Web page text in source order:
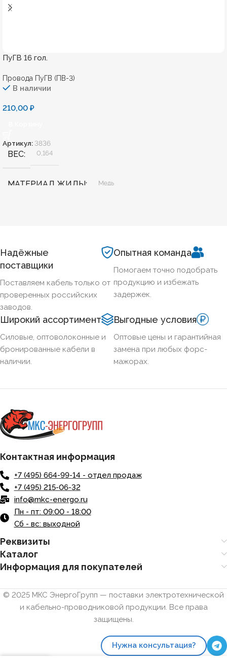
ПуГВ 16 гол.
Провода ПуГВ (ПВ-3)
В наличии
210,00 ₽
Артикул: 3836
ВЕС 0,164
МАТЕРИАЛ ЖИЛЫ Медь
ОГНЕСТОЙКИЙ
НАЛИЧИЕ ЭКРАНА
БРОНИРОВАННЫЙ
Надёжные
поставщики
Поставляем кабель только от
проверенных российских
заводов.
Опытная команда
Помогаем точно подобрать
продукцию и избежать
задержек.
Широкий ассортимент
Силовые, оптоволоконные и
бронированные кабели в
наличии.
Выгодные условия
Оптовые цены и гарантийная
замена при любых форс-
мажорах.
Контактная информация
+7 (495) 664-99-14 - отдел продаж
+7 (495) 215-06-32
info@mkc-energo.ru
Пн - пт: 09:00 - 18:00
Сб - вс: выходной
Реквизиты
Каталог
Информация для покупателей
© 2025 МКС ЭнергоГрупп — поставки электротехнической
и кабельно-проводниковой продукции. Все права
защищены.
Нужна консультация?